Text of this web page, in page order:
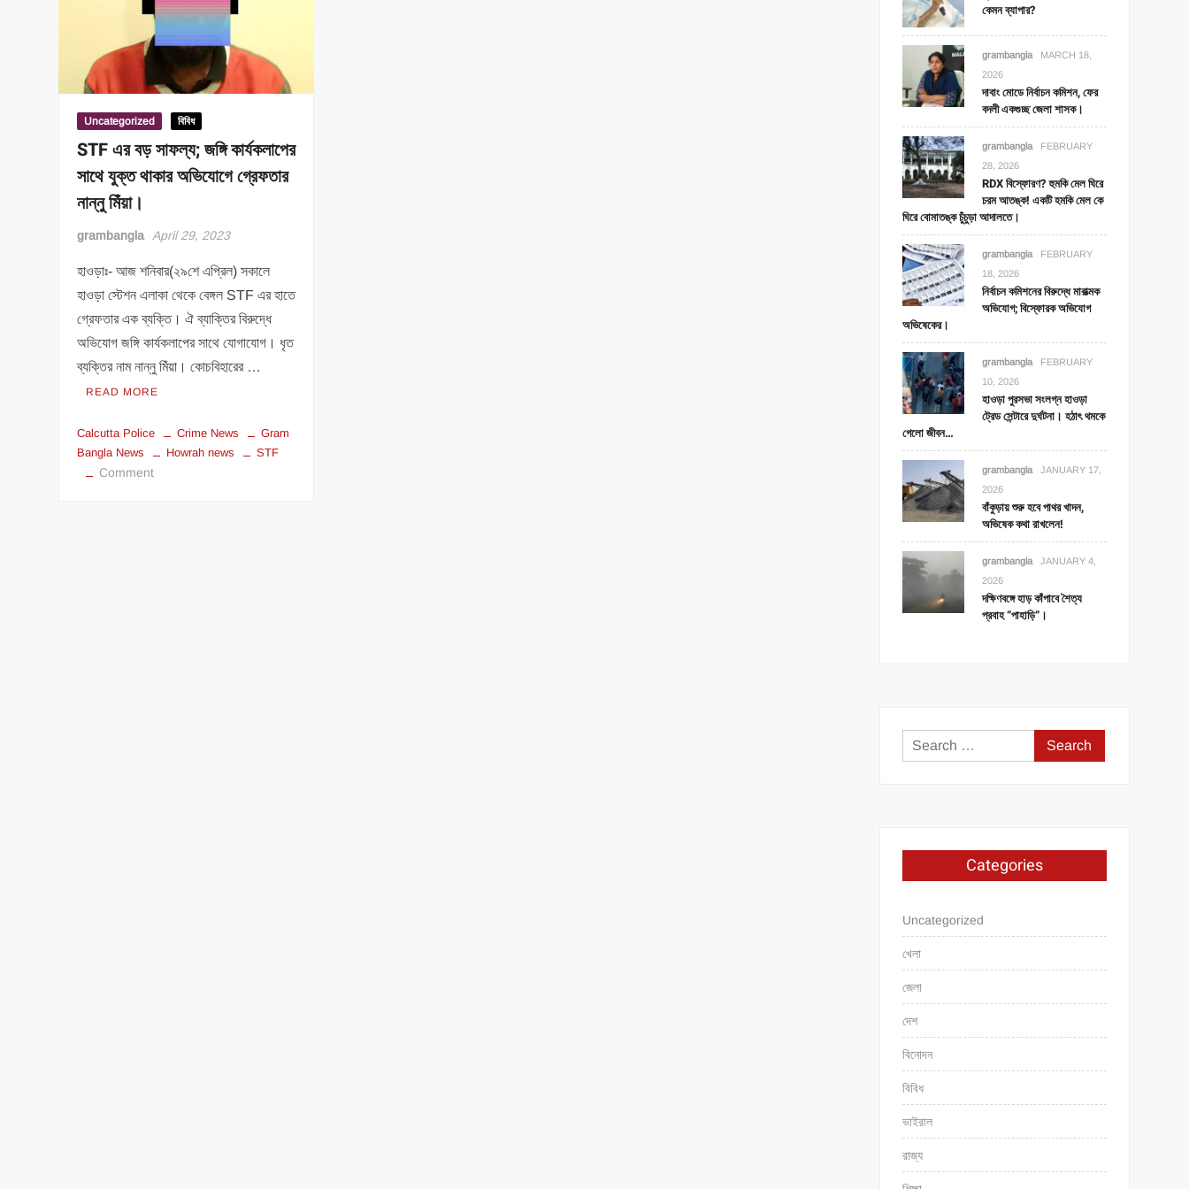
Uncategorized বিবিধ
STF এর বড় সাফল্য; জঙ্গি কার্যকলাপের
সাথে যুক্ত থাকার অভিযোগে গ্রেফতার
নান্নু মিঁয়া।
grambangla April 29, 2023
হাওড়াঃ- আজ শনিবার(২৯শে এপ্রিল) সকালে
হাওড়া স্টেশন এলাকা থেকে বেঙ্গল STF এর হাতে
গ্রেফতার এক ব্যক্তি। ঐ ব্যাক্তির বিরুদ্ধে
অভিযোগ জঙ্গি কার্যকলাপের সাথে যোগাযোগ। ধৃত
ব্যক্তির নাম নান্নু মিঁয়া। কোচবিহারের …
READ MORE
Calcutta Police Crime News
Gram
Bangla News
Howrah news STF
Commenton
কেমন ব্যাপার?
grambangla
MARCH 18,
2026
দাবাং মোডে নির্বাচন কমিশন, ফের
বদলী একগুচ্ছ জেলা শাসক।
grambangla
FEBRUARY
28, 2026
RDX বিস্ফোরণ? হুমকি মেল ঘিরে
চরম আতঙ্ক! একটি হমকি মেল কে
ঘিরে বোমাতঙ্ক চুঁচুড়া আদালতে।
grambangla
FEBRUARY
18, 2026
নির্বাচন কমিশনের বিরুদ্ধে মারাত্মক
অভিযোগ; বিস্ফোরক অভিযোগ
অভিষেকের।
grambangla
FEBRUARY
10, 2026
হাওড়া পুরসভা সংলগ্ন হাওড়া
ট্রেড সেন্টারে দুর্ঘটনা। হঠাৎ থমকে
গেলো জীবন…
grambangla
JANUARY 17,
2026
বাঁকুড়ায় শুরু হবে পাথর খাদন,
অভিষেক কথা রাখলেন!
grambangla
JANUARY 4,
2026
দক্ষিণবঙ্গে হাড় কাঁপাবে শৈত্য
প্রবাহ “পাহাড়ি”।
Search
for:
Categories
Uncategorized
খেলা
জেলা
দেশ
বিনোদন
বিবিধ
ভাইরাল
রাজ্য